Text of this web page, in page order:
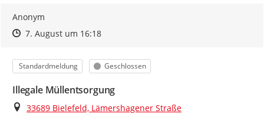
Anonym
Zeitpunkt des Erstellens
Zeitpunkt des Erstellens
7. August um 16:18Zur Äußerung
Kategorie
Standardmeldung Status
Geschlossen
Illegale Müllentsorgung
Ort
33689 Bielefeld, Lämershagener Straße